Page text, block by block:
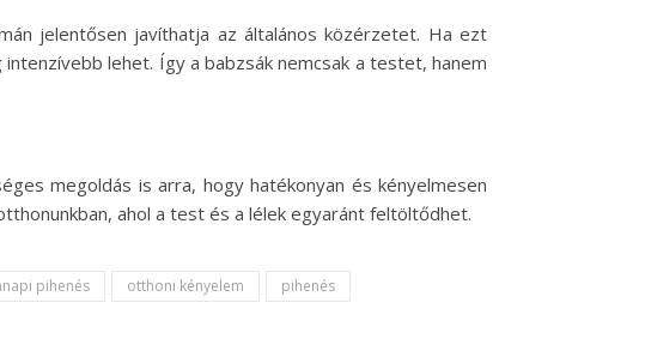
jelentősen javíthatja az általános közérzetet. Ha ezt
lehet. Így a babzsák nemcsak a testet, hanem
megoldás is arra, hogy hatékonyan és kényelmesen
ahol a test és a lélek egyaránt feltöltődhet.
pihenés otthoni kényelem
pihenés